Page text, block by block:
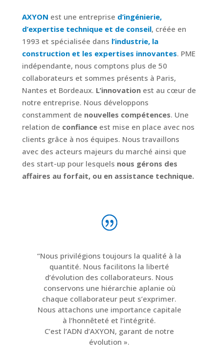
AXYON est une entreprise d’ingénierie,
d’expertise technique et de conseil, créée en
1993 et spécialisée dans l’industrie, la
construction et les expertises innovantes. PME
indépendante, nous comptons plus de 50
collaborateurs et sommes présents à Paris,
Nantes et Bordeaux. L’innovationest au cœur de
notre entreprise. Nous développons
constamment de nouvelles compétences. Une
relation de confianceest mise en place avec nos
clients grâce à nos équipes. Nous travaillons
avec des acteurs majeurs du marché ainsi que
des start-up pour lesquels nous gérons des
affaires au forfait, ou en assistance technique.
“Nous privilégions toujours la qualité à la
quantité. Nous facilitons la liberté
d’évolution des collaborateurs. Nous
conservons une hiérarchie aplanie où
chaque collaborateur peut s’exprimer.
Nous attachons une importance capitale
à l’honnêteté et l’intégrité.
C’est l’ADN d’AXYON, garant de notre
évolution ».